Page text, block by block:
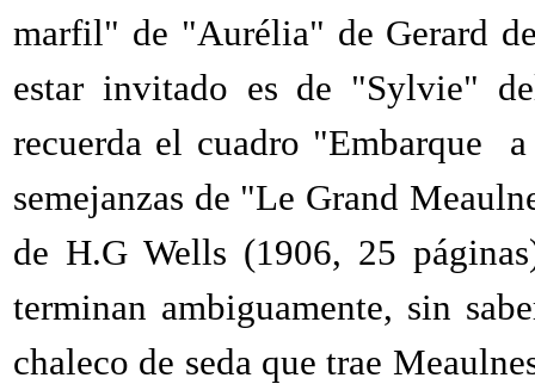
marfil" de "Aurélia" de Gerard
estar invitado es de "Sylvie"
recuerda el cuadro "Embarque
semejanzas de "Le Grand
de H.G Wells (1906, 25
terminan ambiguamente, sin
chaleco de seda que trae